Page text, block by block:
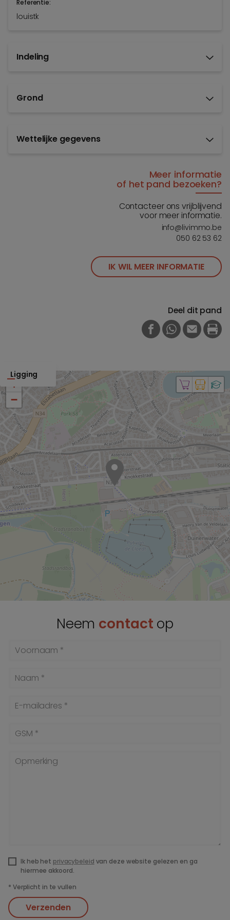
Referentie:
louistk
Indeling
Grond
Wettelijke gegevens
Meer informatie
of het pand bezoeken?
Contacteer ons vrijblijvend
voor meer informatie.
info@livimmo.be
050 62 53 62
IK WIL MEER INFORMATIE
Deel dit pand
FACEBOOK
WHATSAPP
E-MAIL
Ligging
+
−
Neem contact op
Voornaam *
Naam *
E-mailadres *
GSM *
Opmerking
Ik heb het privacybeleid van deze website gelezen en ga
hiermee akkoord.
* Verplicht in te vullen
Verzenden